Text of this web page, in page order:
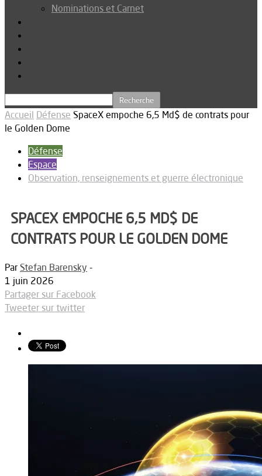
Nominations et Carnet
Accueil Défense SpaceX empoche 6,5 Md$ de contrats pour
le Golden Dome
Défense
Espace
Observation, renseignements et guerre électronique
SPACEX EMPOCHE 6,5 MD$ DE
CONTRATS POUR LE GOLDEN DOME
Par Stefan Barensky -
1 juin 2026
Partager sur Facebook
Tweeter sur twitter